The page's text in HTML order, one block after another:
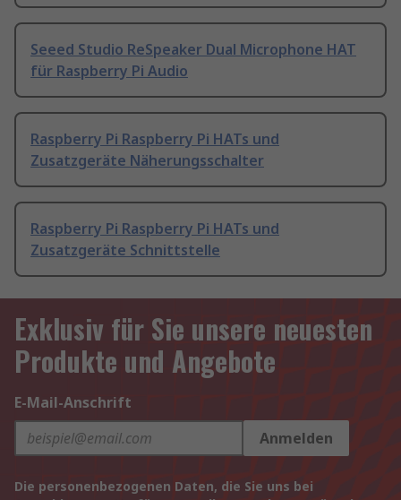
Seeed Studio ReSpeaker Dual Microphone HAT
für Raspberry Pi Audio
Raspberry Pi Raspberry Pi HATs und
Zusatzgeräte Näherungsschalter
Raspberry Pi Raspberry Pi HATs und
Zusatzgeräte Schnittstelle
Exklusiv für Sie unsere neuesten
Produkte und Angebote
E-Mail-Anschrift
Anmelden
Die personenbezogenen Daten, die Sie uns bei